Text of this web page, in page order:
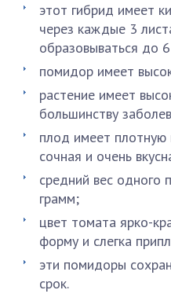
этот гибрид имеет
через каждые 3
образовываться до
помидор имеет
растение имеет
большинству
плод имеет плотную
сочная и очень
средний вес одного
грамм;
цвет томата ярко-
форму и слегка
эти помидоры
срок.